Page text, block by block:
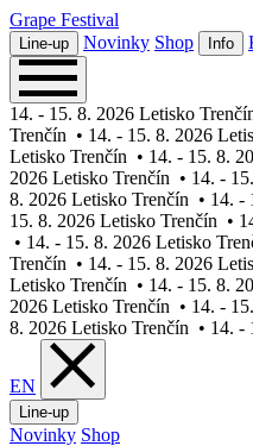
Grape Festival
Line-up Novinky Shop Info
14. - 15. 8. 2026 Letisko
Trenčín • 14. - 15. 8. 2026
Letisko Trenčín • 14. - 15. 8.
2026 Letisko Trenčín • 14. -
8. 2026 Letisko Trenčín • 14. -
15. 8. 2026 Letisko Trenčín •
• 14. - 15. 8. 2026 Letisko
Trenčín • 14. - 15. 8. 2026
Letisko Trenčín • 14. - 15. 8.
2026 Letisko Trenčín • 14. -
8. 2026 Letisko Trenčín • 14. -
EN
Line-up
Novinky Shop